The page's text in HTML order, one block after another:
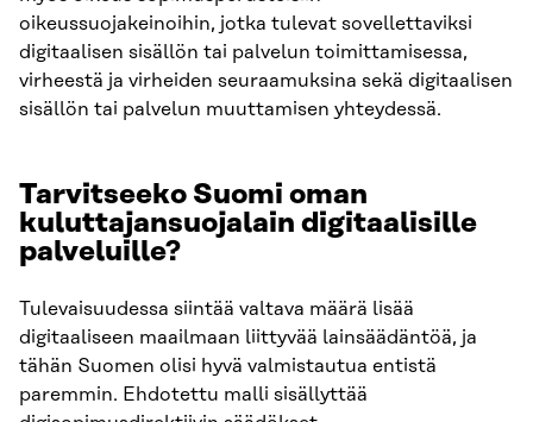
oikeussuojakeinoihin, jotka tulevat sovellettaviksi
digitaalisen sisällön tai palvelun toimittamisessa,
virheestä ja virheiden seuraamuksina sekä digitaalisen
sisällön tai palvelun muuttamisen yhteydessä.
Tarvitseeko Suomi oman
kuluttajansuojalain digitaalisille
palveluille?
Tulevaisuudessa siintää valtava määrä lisää
digitaaliseen maailmaan liittyvää lainsäädäntöä, ja
tähän Suomen olisi hyvä valmistautua entistä
paremmin. Ehdotettu malli sisällyttää